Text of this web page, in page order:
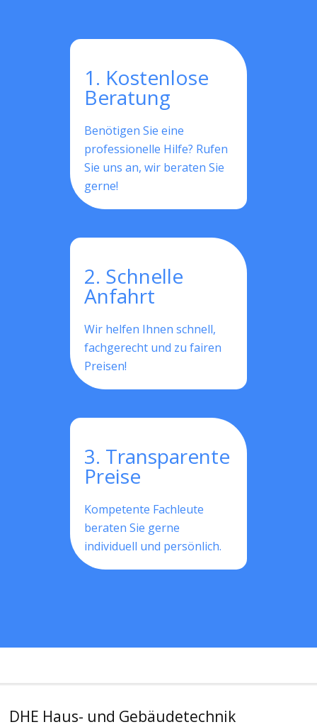
1. Kostenlose
Beratung
Benötigen Sie eine
professionelle Hilfe? Rufen
Sie uns an, wir beraten Sie
gerne!
2. Schnelle
Anfahrt
Wir helfen Ihnen schnell,
fachgerecht und zu fairen
Preisen!
3. Transparente
Preise
Kompetente Fachleute
beraten Sie gerne
individuell und persönlich.
DHE Haus- und Gebäudetechnik